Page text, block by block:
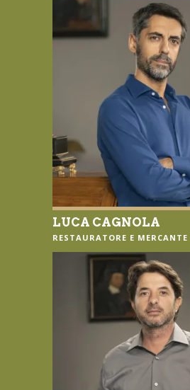
LUCA CAGNOLA
RESTAURATORE E